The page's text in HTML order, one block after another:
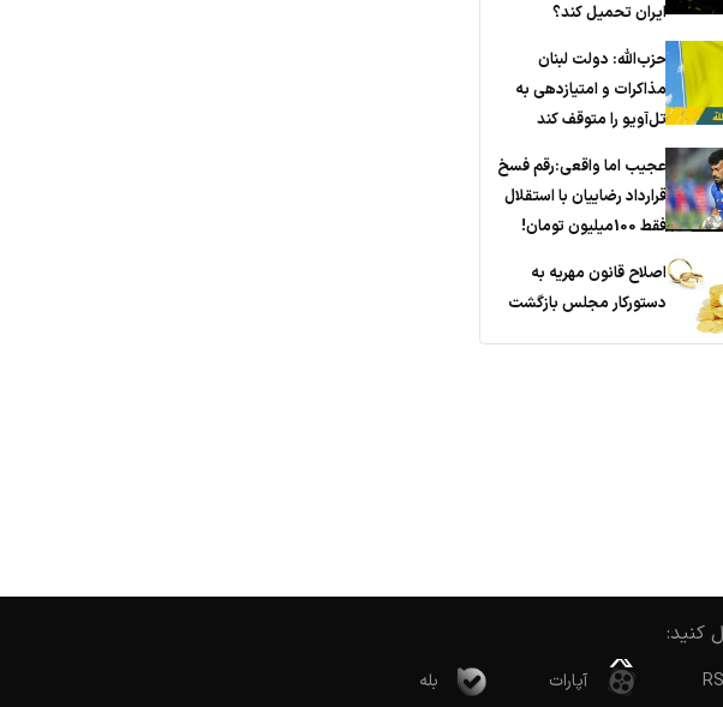
ایران تحمیل کند؟
حزب‌الله: دولت لبنان
مذاکرات و امتیازدهی به
تل‌آویو را متوقف کند
عجیب اما واقعی:رقم فسخ
قرارداد رضاییان با استقلال
فقط 100میلیون تومان!
اصلاح قانون مهریه به
دستورکار مجلس بازگشت
کنید:
آپارات بله